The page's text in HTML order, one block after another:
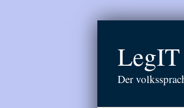
LegIT
Der